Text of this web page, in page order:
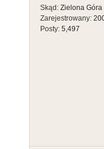
Skąd: Zielona Góra
Zarejestrowany:
Posty: 5,497